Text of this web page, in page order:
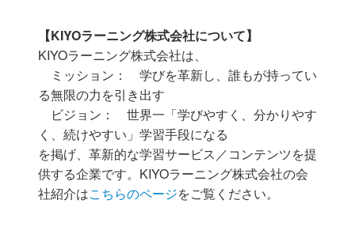
【KIYOラーニング株式会社について】
KIYOラーニング株式会社は、
ミッション： 学びを革新し、誰もが持ってい
る無限の力を引き出す
ビジョン： 世界一「学びやすく、分かりやす
く、続けやすい」学習手段になる
を掲げ、革新的な学習サービス／コンテンツを提
供する企業です。KIYOラーニング株式会社の会
社紹介はこちらのページをご覧ください。